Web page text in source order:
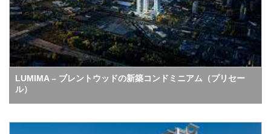
LUMIMA – ブレントウッドの新築コンドミニアム（プリセー
ル）